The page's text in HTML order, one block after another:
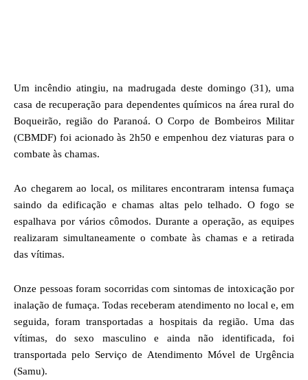
Um incêndio atingiu, na madrugada deste domingo (31), uma
casa de recuperação para dependentes químicos na área rural do
Boqueirão, região do Paranoá. O Corpo de Bombeiros Militar
(CBMDF) foi acionado às 2h50 e empenhou dez viaturas para o
combate às chamas.
Ao chegarem ao local, os militares encontraram intensa fumaça
saindo da edificação e chamas altas pelo telhado. O fogo se
espalhava por vários cômodos. Durante a operação, as equipes
realizaram simultaneamente o combate às chamas e a retirada
das vítimas.
Onze pessoas foram socorridas com sintomas de intoxicação por
inalação de fumaça. Todas receberam atendimento no local e, em
seguida, foram transportadas a hospitais da região. Uma das
vítimas, do sexo masculino e ainda não identificada, foi
transportada pelo Serviço de Atendimento Móvel de Urgência
(Samu).